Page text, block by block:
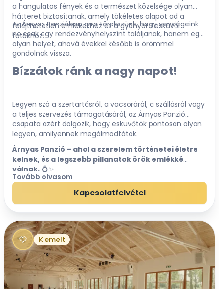
a hangulatos fények és a természet közelsége olyan
hátteret biztosítanak, amely tökéletes alapot ad a
felejthetetlen emlékekhez és a gyönyörű esküvői
fotókhoz.
Az Árnyas Panzióban arra törekszünk, hogy vendégeink
ne csak egy rendezvényhelyszínt találjanak, hanem egy
olyan helyet, ahová évekkel később is örömmel
gondolnak vissza.
Bízzátok ránk a nagy napot!
Legyen szó a szertartásról, a vacsoráról, a szállásról vagy
a teljes szervezés támogatásáról, az Árnyas Panzió
csapata azért dolgozik, hogy esküvőtök pontosan olyan
legyen, amilyennek megálmodtátok.
Árnyas Panzió – ahol a szerelem történetei életre
kelnek, és a legszebb pillanatok örök emlékké
válnak. 💍✨
Tovább olvasom
Kapcsolatfelvétel
Kiemelt